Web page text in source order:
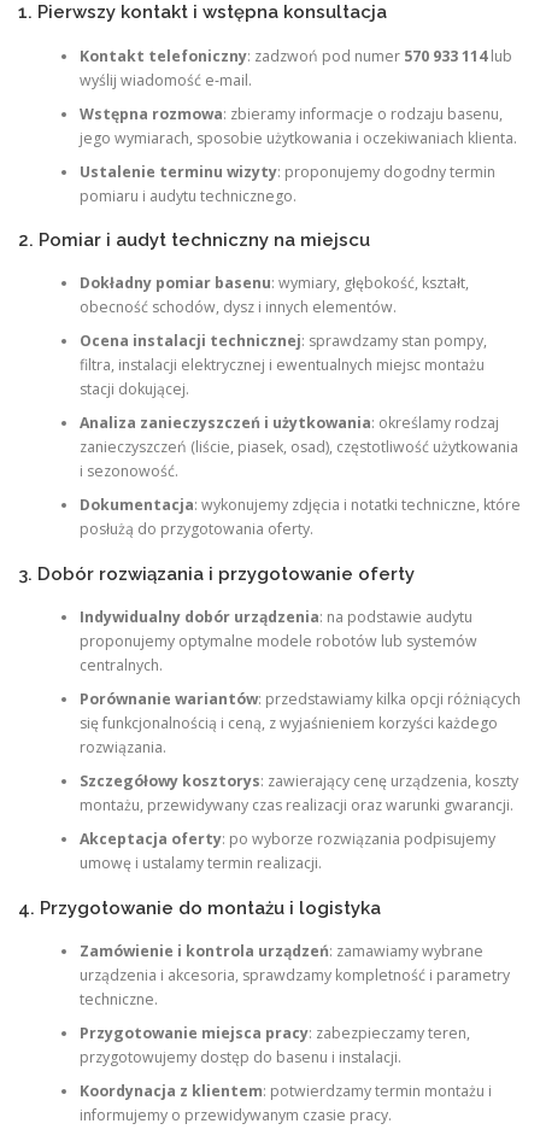
1. Pierwszy kontakt i wstępna konsultacja
Kontakt telefoniczny: zadzwoń pod numer 570 933 114lub
wyślij wiadomość e‑mail.
Wstępna rozmowa: zbieramy informacje o rodzaju basenu,
jego wymiarach, sposobie użytkowania i oczekiwaniach klienta.
Ustalenie terminu wizyty: proponujemy dogodny termin
pomiaru i audytu technicznego.
2. Pomiar i audyt techniczny na miejscu
Dokładny pomiar basenu: wymiary, głębokość, kształt,
obecność schodów, dysz i innych elementów.
Ocena instalacji technicznej: sprawdzamy stan pompy,
filtra, instalacji elektrycznej i ewentualnych miejsc montażu
stacji dokującej.
Analiza zanieczyszczeń i użytkowania: określamy rodzaj
zanieczyszczeń (liście, piasek, osad), częstotliwość użytkowania
i sezonowość.
Dokumentacja: wykonujemy zdjęcia i notatki techniczne, które
posłużą do przygotowania oferty.
3. Dobór rozwiązania i przygotowanie oferty
Indywidualny dobór urządzenia: na podstawie audytu
proponujemy optymalne modele robotów lub systemów
centralnych.
Porównanie wariantów: przedstawiamy kilka opcji różniących
się funkcjonalnością i ceną, z wyjaśnieniem korzyści każdego
rozwiązania.
Szczegółowy kosztorys: zawierający cenę urządzenia, koszty
montażu, przewidywany czas realizacji oraz warunki gwarancji.
Akceptacja oferty: po wyborze rozwiązania podpisujemy
umowę i ustalamy termin realizacji.
4. Przygotowanie do montażu i logistyka
Zamówienie i kontrola urządzeń: zamawiamy wybrane
urządzenia i akcesoria, sprawdzamy kompletność i parametry
techniczne.
Przygotowanie miejsca pracy: zabezpieczamy teren,
przygotowujemy dostęp do basenu i instalacji.
Koordynacja z klientem: potwierdzamy termin montażu i
informujemy o przewidywanym czasie pracy.